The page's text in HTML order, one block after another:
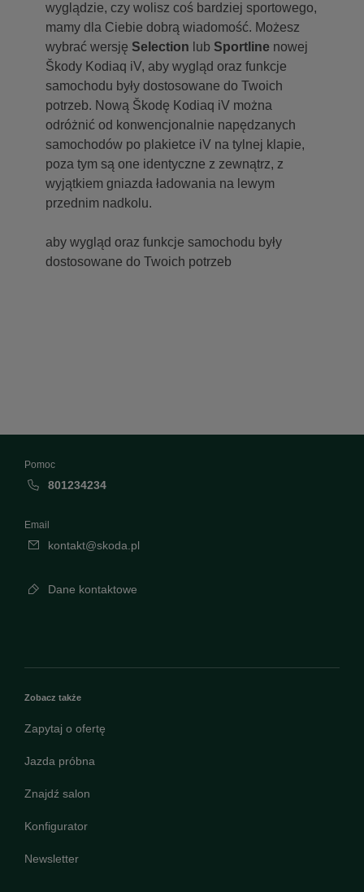
wyglądzie, czy wolisz coś bardziej sportowego,
mamy dla Ciebie dobrą wiadomość. Możesz
wybrać wersję Selection lub Sportline nowej
Škody Kodiaq iV, aby wygląd oraz funkcje
samochodu były dostosowane do Twoich
potrzeb. Nową Škodę Kodiaq iV można
odróżnić od konwencjonalnie napędzanych
samochodów po plakietce iV na tylnej klapie,
poza tym są one identyczne z zewnątrz, z
wyjątkiem gniazda ładowania na lewym
przednim nadkolu.
aby wygląd oraz funkcje samochodu były
dostosowane do Twoich potrzeb
Pomoc
801234234
Email
kontakt@skoda.pl
Dane kontaktowe
Zobacz także
Zapytaj o ofertę
Jazda próbna
Znajdź salon
Konfigurator
Newsletter